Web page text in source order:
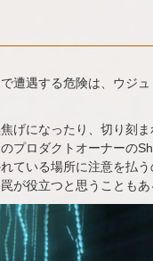
遇する危険は、ウジュ
げになったり、切り刻
プロダクトオーナーの
ている場所に注意を払
が役立つと思うこともあ